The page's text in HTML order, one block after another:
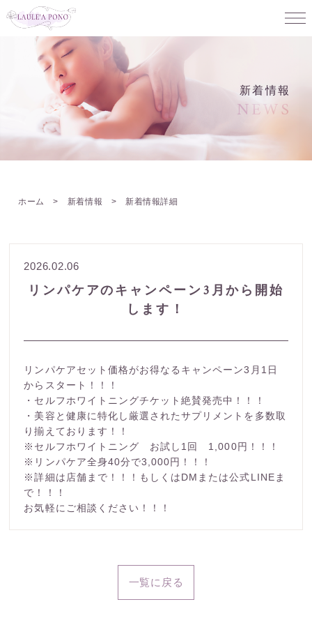
新着情報
NEWS
ホーム > 新着情報 > 新着情報詳細
2026.02.06
リンパケアのキャンペーン3月から開始
します！
リンパケアセット価格がお得なるキャンペーン3月1日
からスタート！！！
・セルフホワイトニングチケット絶賛発売中！！！
・美容と健康に特化し厳選されたサプリメントを多数取
り揃えております！！
※セルフホワイトニング お試し1回 1,000円！！！
※リンパケア全身40分で3,000円！！！
※詳細は店舗まで！！！もしくはDMまたは公式LINEま
で！！！
お気軽にご相談ください！！！
一覧に戻る